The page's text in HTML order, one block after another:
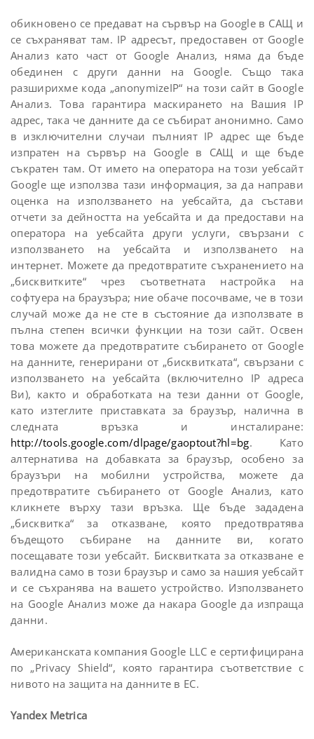
обикновено се предават на сървър на Google в САЩ и
се съхраняват там. IP адресът, предоставен от Google
Анализ като част от Google Анализ, няма да бъде
обединен с други данни на Google. Също така
разширихме кода „anonymizeIP“ на този сайт в Google
Анализ. Това гарантира маскирането на Вашия IP
адрес, така че данните да се събират анонимно. Само
в изключителни случаи пълният IP адрес ще бъде
изпратен на сървър на Google в САЩ и ще бъде
съкратен там. От името на оператора на този уебсайт
Google ще използва тази информация, за да направи
оценка на използването на уебсайта, да състави
отчети за дейността на уебсайта и да предостави на
оператора на уебсайтa други услуги, свързани с
използването на уебсайта и използването на
интернет. Можете да предотвратите съхранението на
„бисквитките“ чрез съответната настройка на
софтуера на браузъра; ние обаче посочваме, че в този
случай може да не сте в състояние да използвате в
пълна степен всички функции на този сайт. Освен
това можете да предотвратите събирането от Google
на данните, генерирани от „бисквитката“, свързани с
използването на уебсайта (включително IP адреса
Ви), както и обработката на тези данни от Google,
като изтеглите приставката за браузър, налична в
следната връзка и инсталиране:
http://tools.google.com/dlpage/gaoptout?hl=bg. Като
алтернатива на добавката за браузър, особено за
браузъри на мобилни устройства, можете да
предотвратите събирането от Google Анализ, като
кликнете върху тази връзка. Ще бъде зададена
„бисквитка“ за отказване, която предотвратява
бъдещото събиране на данните ви, когато
посещавате този уебсайт. Бисквитката за отказване е
валидна само в този браузър и само за нашия уебсайт
и се съхранява на вашето устройство. Използването
на Google Анализ може да накара Google да изпраща
данни.
Американската компания Google LLC е сертифицирана
по „Privacy Shield“, която гарантира съответствие с
нивото на защита на данните в ЕС.
Yandex Metrica